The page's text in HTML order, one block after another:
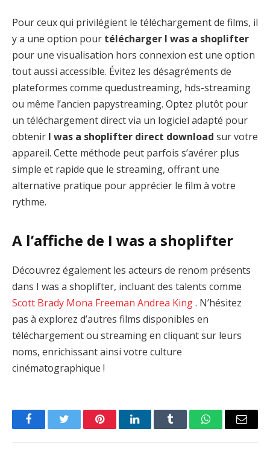
Pour ceux qui privilégient le téléchargement de films, il
y a une option pour télécharger I was a shoplifter
pour une visualisation hors connexion est une option
tout aussi accessible. Évitez les désagréments de
plateformes comme quedustreaming, hds-streaming
ou même l’ancien papystreaming. Optez plutôt pour
un téléchargement direct via un logiciel adapté pour
obtenir I was a shoplifter direct download sur votre
appareil. Cette méthode peut parfois s’avérer plus
simple et rapide que le streaming, offrant une
alternative pratique pour apprécier le film à votre
rythme.
A l’affiche de I was a shoplifter
Découvrez également les acteurs de renom présents
dans I was a shoplifter, incluant des talents comme
Scott Brady Mona Freeman Andrea King. N’hésitez
pas à explorez d’autres films disponibles en
téléchargement ou streaming en cliquant sur leurs
noms, enrichissant ainsi votre culture
cinématographique !
FacebookTwitter PinterestLinkedInTumblr WhatsAppEmail